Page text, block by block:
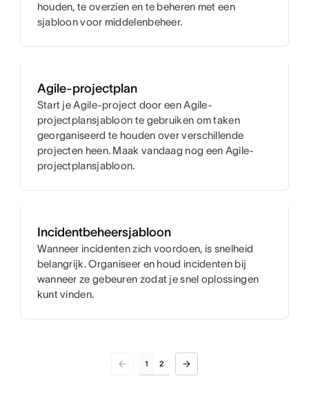
houden, te overzien en te beheren met een
sjabloon voor middelenbeheer.
Agile-projectplan
Start je Agile-project door een Agile-
projectplansjabloon te gebruiken om taken
georganiseerd te houden over verschillende
projecten heen. Maak vandaag nog een Agile-
projectplansjabloon.
Incidentbeheersjabloon
Wanneer incidenten zich voordoen, is snelheid
belangrijk. Organiseer en houd incidenten bij
wanneer ze gebeuren zodat je snel oplossingen
kunt vinden.
1 2